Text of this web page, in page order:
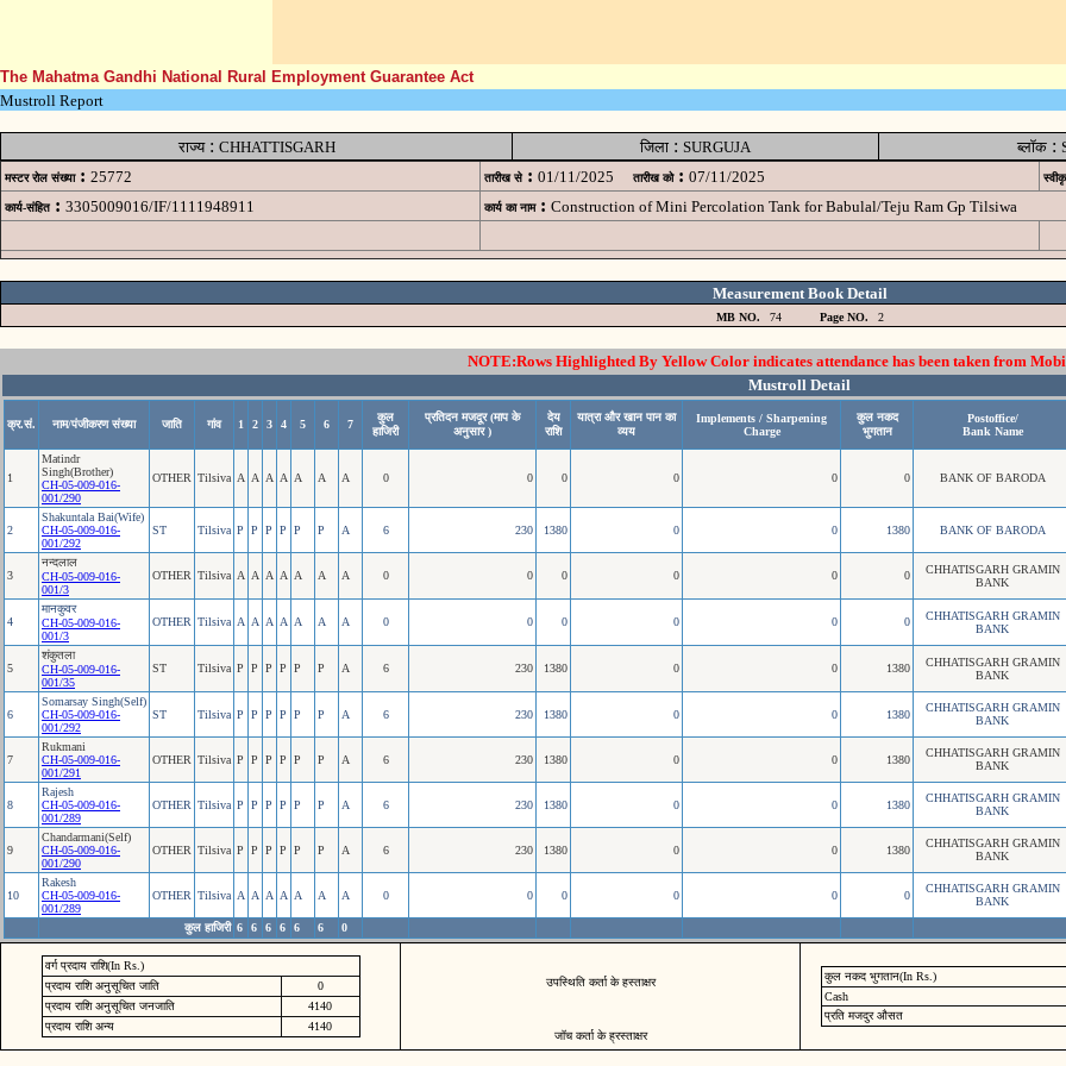
The Mahatma Gandhi National Rural Employment Guarantee Act
Mustroll Report
राज्य: CHHATTISGARH जिला : SURGUJA ब्लॉक :
मस्टर रोल संख्या : 25772 तारीख से : 01/11/2025 तारीख को : 07/11/2025
कार्य-संहित : 3305009016/IF/1111948911 कार्य का नाम : Construction of Mini Percolation Tank for Babulal/Teju Ram Gp Tilsiwa
Measurement Book Detail
MB NO. 74 Page NO. 2
NOTE:Rows Highlighted By Yellow Color indicates attendance has been taken from
Mustroll Detail
क्र.सं. नाम/पंजीकरण संख्या जाति गांव 1 2 3 4 5 6 7
कुल
हाजिरी
प्रतिदन मजदूर (माप के
अनुसार )
देय
राशि
यात्रा और खान पान का
व्यय
Implements / Sharpening
Charge
कुल नकद
भुगतान
Postoffice/
Bank Name
1
Matindr
Singh(Brother)
CH-05-009-016-
001/290
OTHER Tilsiva A A A A A A A 0 0 0 0 0 0 BANK OF BARODA
2
Shakuntala Bai(Wife)
CH-05-009-016-
001/292
ST Tilsiva P P P P P P A 6 230 1380 0 0 1380 BANK OF BARODA
3
नन्‍दलाल
CH-05-009-016-
001/3
OTHER Tilsiva A A A A A A A 0 0 0 0 0 0
CHHATISGARH GRAMIN
BANK
4
मानकुवर
CH-05-009-016-
001/3
OTHER Tilsiva A A A A A A A 0 0 0 0 0 0
CHHATISGARH GRAMIN
BANK
5
शंकुतला
CH-05-009-016-
001/35
ST Tilsiva P P P P P P A 6 230 1380 0 0 1380
CHHATISGARH GRAMIN
BANK
6
Somarsay Singh(Self)
CH-05-009-016-
001/292
ST Tilsiva P P P P P P A 6 230 1380 0 0 1380
CHHATISGARH GRAMIN
BANK
7
Rukmani
CH-05-009-016-
001/291
OTHER Tilsiva P P P P P P A 6 230 1380 0 0 1380
CHHATISGARH GRAMIN
BANK
8
Rajesh
CH-05-009-016-
001/289
OTHER Tilsiva P P P P P P A 6 230 1380 0 0 1380
CHHATISGARH GRAMIN
BANK
9
Chandarmani(Self)
CH-05-009-016-
001/290
OTHER Tilsiva P P P P P P A 6 230 1380 0 0 1380
CHHATISGARH GRAMIN
BANK
10
Rakesh
CH-05-009-016-
001/289
OTHER Tilsiva A A A A A A A 0 0 0 0 0 0
CHHATISGARH GRAMIN
BANK
कुल हाजिरी 6 6 6 6 6 6 0
वर्ग प्रदाय राशि(In Rs.)
प्रदाय राशि अनुसूचित जाति
0
प्रदाय राशि अनुसूचित जनजाति
4140
प्रदाय राशि अन्य
4140
उपस्थिति कर्ता के हस्ताक्षर
जॉच कर्ता के ह्रस्ताक्षर
कुल नकद भुगतान(In Rs.)
Cash
प्रति मजदुर औसत